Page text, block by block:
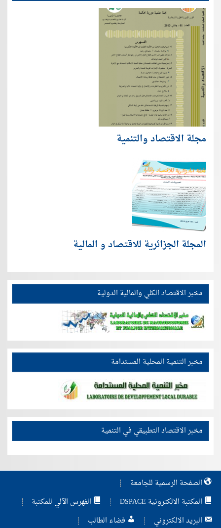
مجلة الاقتصاد والتنمية
المجلة الجزائرية للاقتصاد و المالية
مخبر الاقتصاد الكلي والمالية الدولية
مخبر التنمية المحلية المستدامة
مخبر الاقتصاد التطبيقي في التنمية
الصفحة الرسمية للجامعة
المكتبة الالكترونية DSPACE
الفهرس الآلي للمكتبة
البريد الالكتروني
فضاء الطالب